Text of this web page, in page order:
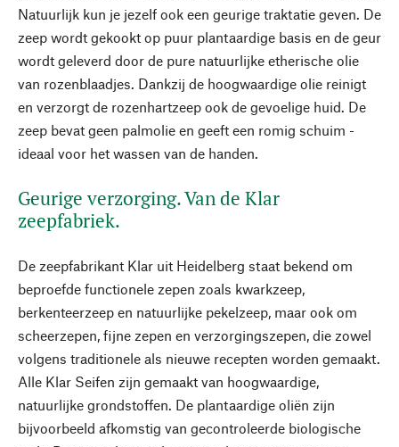
Natuurlijk kun je jezelf ook een geurige traktatie geven. De
zeep wordt gekookt op puur plantaardige basis en de geur
wordt geleverd door de pure natuurlijke etherische olie
van rozenblaadjes. Dankzij de hoogwaardige olie reinigt
en verzorgt de rozenhartzeep ook de gevoelige huid. De
zeep bevat geen palmolie en geeft een romig schuim -
ideaal voor het wassen van de handen.
Geurige verzorging. Van de Klar
zeepfabriek.
De zeepfabrikant Klar uit Heidelberg staat bekend om
beproefde functionele zepen zoals kwarkzeep,
berkenteerzeep en natuurlijke pekelzeep, maar ook om
scheerzepen, fijne zepen en verzorgingszepen, die zowel
volgens traditionele als nieuwe recepten worden gemaakt.
Alle Klar Seifen zijn gemaakt van hoogwaardige,
natuurlijke grondstoffen. De plantaardige oliën zijn
bijvoorbeeld afkomstig van gecontroleerde biologische